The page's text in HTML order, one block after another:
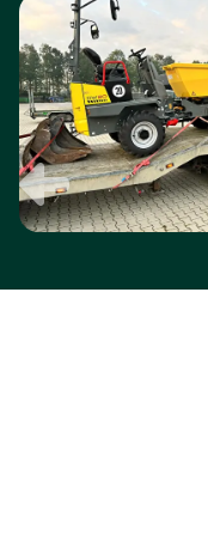
FOTO
ALBUM
OVERSLAAN
Vorige